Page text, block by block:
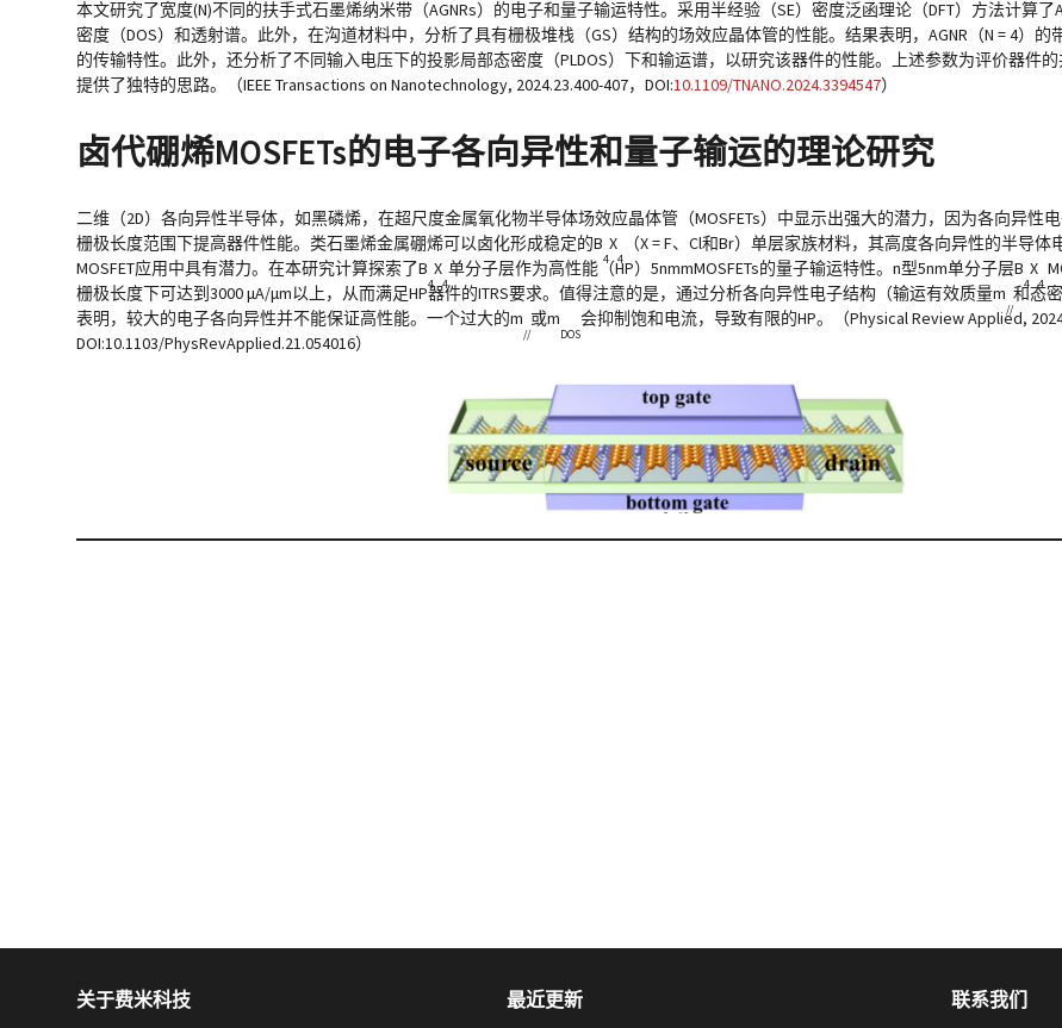
本文研究了宽度(N)不同的扶手式石墨烯纳米带（AGNRs）的电子和量子输运特性。采用半经验（SE）密度泛函理论（DFT）方法计算了
密度（DOS）和透射谱。此外，在沟道材料中，分析了具有栅极堆栈（GS）结构的场效应晶体管的性能。结果表明，AGNR（N = 4）的
的传输特性。此外，还分析了不同输入电压下的投影局部态密度（PLDOS）下和输运谱，以研究该器件的性能。上述参数为评价器件
提供了独特的思路。（IEEE Transactions on Nanotechnology, 2024.23.400-407，DOI:10.1109/TNANO.2024.3394547）
卤代硼烯MOSFETs的电子各向异性和量子输运的理论研究
二维（2D）各向异性半导体，如黑磷烯，在超尺度金属氧化物半导体场效应晶体管（MOSFETs）中显示出强大的潜力，因为各向异性
栅极长度范围下提高器件性能。类石墨烯金属硼烯可以卤化形成稳定的B
4
X
4
（X = F、Cl和Br）单层家族材料，其高度各向异性的半导
MOSFET应用中具有潜力。在本研究计算探索了B
4
X
4
单分子层作为高性能（HP）5nmmMOSFETs的量子输运特性。n型5nm单分子层B
4
X
4
栅极长度下可达到3000 μA/μm以上，从而满足HP器件的ITRS要求。值得注意的是，通过分析各向异性电子结构（输运有效质量m
//
和态
表明，较大的电子各向异性并不能保证高性能。一个过大的m
//
或m
DOS
会抑制饱和电流，导致有限的HP。（Physical Review Applied, 2024,
DOI:10.1103/PhysRevApplied.21.054016）
关于费米科技 最近更新 联系我们